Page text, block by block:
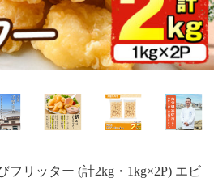
フリッター (計2kg・1kg×2P) エビ